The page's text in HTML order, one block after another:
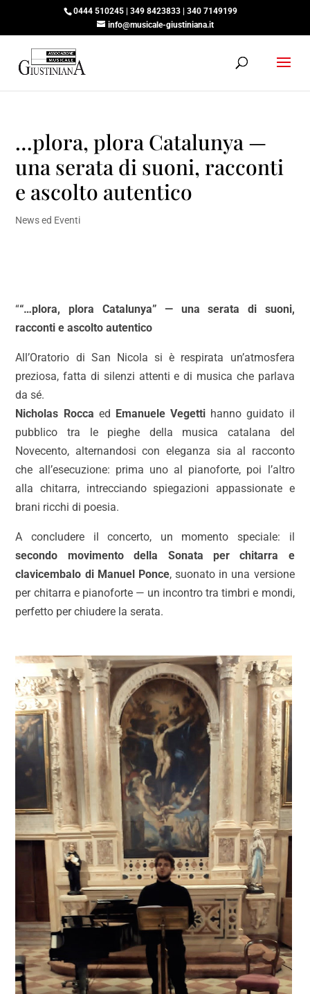
0444 510245 | 349 8423833 | 340 7149199
info@musicale-giustiniana.it
…plora, plora Catalunya —
una serata di suoni, racconti
e ascolto autentico
News ed Eventi
““…plora, plora Catalunya” — una serata di suoni,
racconti e ascolto autentico
All’Oratorio di San Nicola si è respirata un’atmosfera
preziosa, fatta di silenzi attenti e di musica che parlava
da sé.
Nicholas Rocca ed Emanuele Vegetti hanno guidato il
pubblico tra le pieghe della musica catalana del
Novecento, alternandosi con eleganza sia al racconto
che all’esecuzione: prima uno al pianoforte, poi l’altro
alla chitarra, intrecciando spiegazioni appassionate e
brani ricchi di poesia.
A concludere il concerto, un momento speciale: il
secondo movimento della Sonata per chitarra e
clavicembalo di Manuel Ponce, suonato in una versione
per chitarra e pianoforte — un incontro tra timbri e mondi,
perfetto per chiudere la serata.